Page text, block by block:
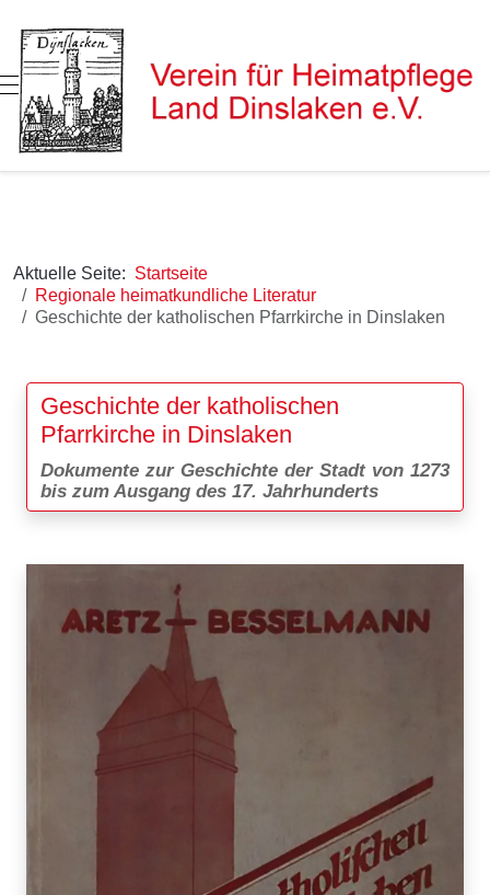
Mobile Menu Toggle
Aktuelle Seite: Startseite
Regionale heimatkundliche Literatur
Geschichte der katholischen Pfarrkirche in Dinslaken
Geschichte der katholischen
Pfarrkirche in Dinslaken
Dokumente zur Geschichte der Stadt von 1273
bis zum Ausgang des 17. Jahrhunderts